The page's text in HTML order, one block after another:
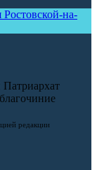
Патриархат
редакции